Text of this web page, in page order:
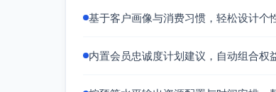
企业共益：公司维度的“协议
客户维系方案
基于客户画像与消费习惯，轻松设计个
内置会员忠诚度计划建议，自动组合权